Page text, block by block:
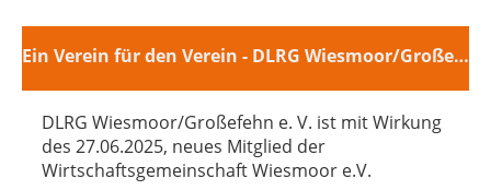
Ein Verein für den Verein - DLRG Wiesmoor/Großefehn e. V.
DLRG Wiesmoor/Großefehn e. V. ist mit Wirkung
des 27.06.2025, neues Mitglied der
Wirtschaftsgemeinschaft Wiesmoor e.V.